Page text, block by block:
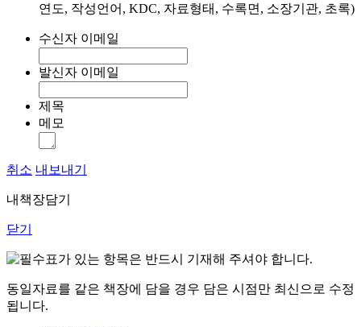
연도, 작성언어, KDC, 자료형태, 수록면, 소장기관, 초록)
수신자 이메일
발신자 이메일
제목
메모
취소 내보내기
내책장담기
닫기
표가 있는 항목은 반드시 기재해 주셔야 합니다.
동일자료를 같은 책장에 담을 경우 담은 시점만 최신으로 수정
됩니다.